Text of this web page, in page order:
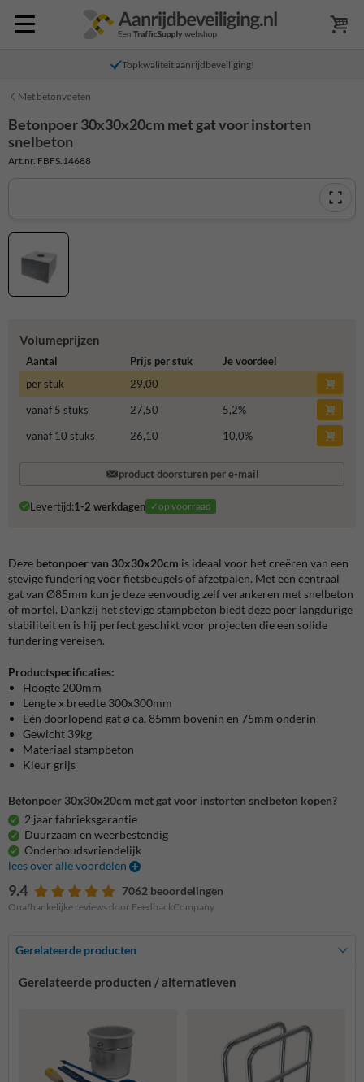
Topkwaliteit aanrijdbeveiliging!
Met betonvoeten
Betonpoer 30x30x20cm met gat voor instorten
snelbeton
Art.nr. FBFS.14688
Volumeprijzen
Aantal Prijs per stuk
Je voordeel
per stuk
29,00
vanaf 5 stuks
27,50 5,2%
vanaf 10 stuks
26,10 10,0%
product doorsturen per e-mail
Levertijd:1-2 werkdagen ✓op voorraad
Deze betonpoer van 30x30x20cm is ideaal voor het creëren van een
stevige fundering voor fietsbeugels of afzetpalen. Met een centraal
gat van Ø85mm kun je deze eenvoudig zelf verankeren met snelbeton
of mortel. Dankzij het stevige stampbeton biedt deze poer langdurige
stabiliteit en is hij perfect geschikt voor projecten die een solide
fundering vereisen.
Productspecificaties:
Hoogte 200mm
Lengte x breedte 300x300mm
Eén doorlopend gat ø ca. 85mm bovenin en 75mm onderin
Gewicht 39kg
Materiaal stampbeton
Kleur grijs
Betonpoer 30x30x20cm met gat voor instorten snelbeton kopen?
2 jaar fabrieksgarantie
Duurzaam en weerbestendig
Onderhoudsvriendelijk
lees over alle voordelen
9.4 7062 beoordelingen
Onafhankelijke reviews door FeedbackCompany
Gerelateerde producten
Gerelateerde producten / alternatieven